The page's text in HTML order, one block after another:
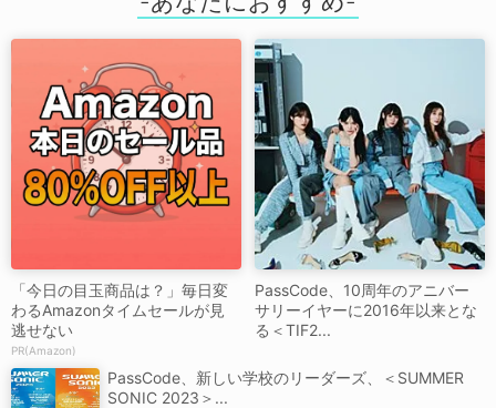
「今日の目玉商品は？」毎日変
わるAmazonタイムセールが見
逃せない
PR(Amazon)
PassCode、10周年のアニバー
サリーイヤーに2016年以来とな
る＜TIF2...
PassCode、新しい学校のリーダーズ、＜SUMMER
SONIC 2023＞...